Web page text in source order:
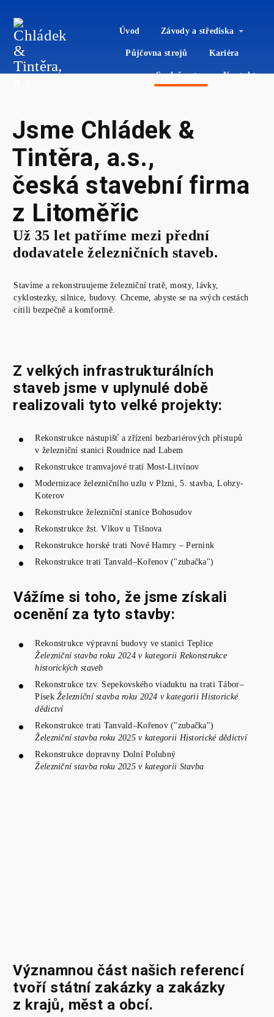
Úvod Závody a střediska
Půjčovna strojů Kariéra
Společnost Kontakty
Jsme Chládek &
Tintěra, a.s.,
česká stavební firma
z Litoměřic
Už 35 let patříme mezi přední
dodavatele železničních staveb.
Stavíme a rekonstruujeme železniční tratě, mosty, lávky,
cyklostezky, silnice, budovy. Chceme, abyste se na svých cestách
cítili bezpečně a komfortně.
Z velkých infrastrukturálních
staveb jsme v uplynulé době
realizovali tyto velké projekty:
Rekonstrukce nástupišť a zřízení bezbariérových přístupů
v železniční stanici Roudnice nad Labem
Rekonstrukce tramvajové trati Most-Litvínov
Modernizace železničního uzlu v Plzni, 5. stavba, Lobzy-
Koterov
Rekonstrukce železniční stanice Bohosudov
Rekonstrukce žst. Vlkov u Tišnova
Rekonstrukce horské trati Nové Hamry – Pernink
Rekonstrukce trati Tanvald–Kořenov ("zubačka")
Vážíme si toho, že jsme získali
ocenění za tyto stavby:
Rekonstrukce výpravní budovy ve stanici Teplice
Železniční stavba roku 2024 v kategorii Rekonstrukce
historických staveb
Rekonstrukce tzv. Sepekovského viaduktu na trati Tábor–
PísekŽelezniční stavba roku 2024 v kategorii Historické
dědictví
Rekonstrukce trati Tanvald–Kořenov ("zubačka")
Železniční stavba roku 2025 v kategorii Historické dědictví
Rekonstrukce dopravny Dolní Polubný
Železniční stavba roku 2025 v kategorii Stavba
Významnou část našich referencí
tvoří státní zakázky a zakázky
z krajů, měst a obcí.